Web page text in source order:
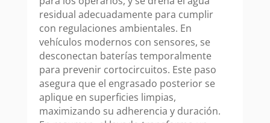
residual adecuadamente para cumplir
con regulaciones ambientales. En
vehículos modernos con sensores, se
desconectan baterías temporalmente
para prevenir cortocircuitos. Este paso
asegura que el engrasado posterior se
aplique en superficies limpias,
maximizando su adherencia y duración.